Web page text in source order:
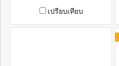
สามารถเล่นกับช้างและร่วมกัน
อาบน้ำให้กับช้าง ป้อนอาหารให้
เปรียบเทียบ